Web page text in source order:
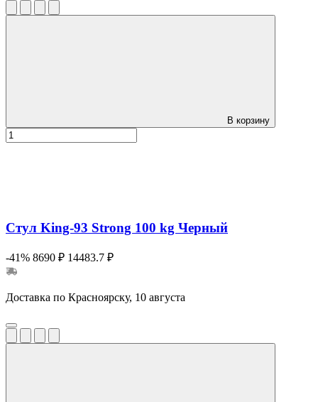
В корзину
Стул King-93 Strong 100 kg Черный
-41% 8690 ₽ 14483.7 ₽
Доставка по Красноярску, 10 августа